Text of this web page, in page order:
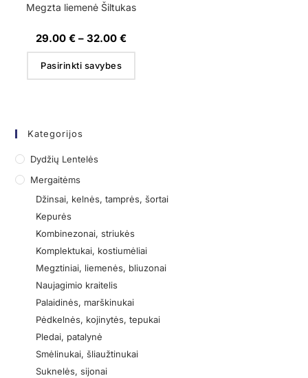
Megzta liemenė Šiltukas
29.00€ – 32.00€
Pasirinkti savybes
Kategorijos
Dydžių Lentelės
Mergaitėms
Džinsai, kelnės, tamprės, šortai
Kepurės
Kombinezonai, striukės
Komplektukai, kostiumėliai
Megztiniai, liemenės, bliuzonai
Naujagimio kraitelis
Palaidinės, marškinukai
Pėdkelnės, kojinytės, tepukai
Pledai, patalynė
Smėlinukai, šliaužtinukai
Suknelės, sijonai